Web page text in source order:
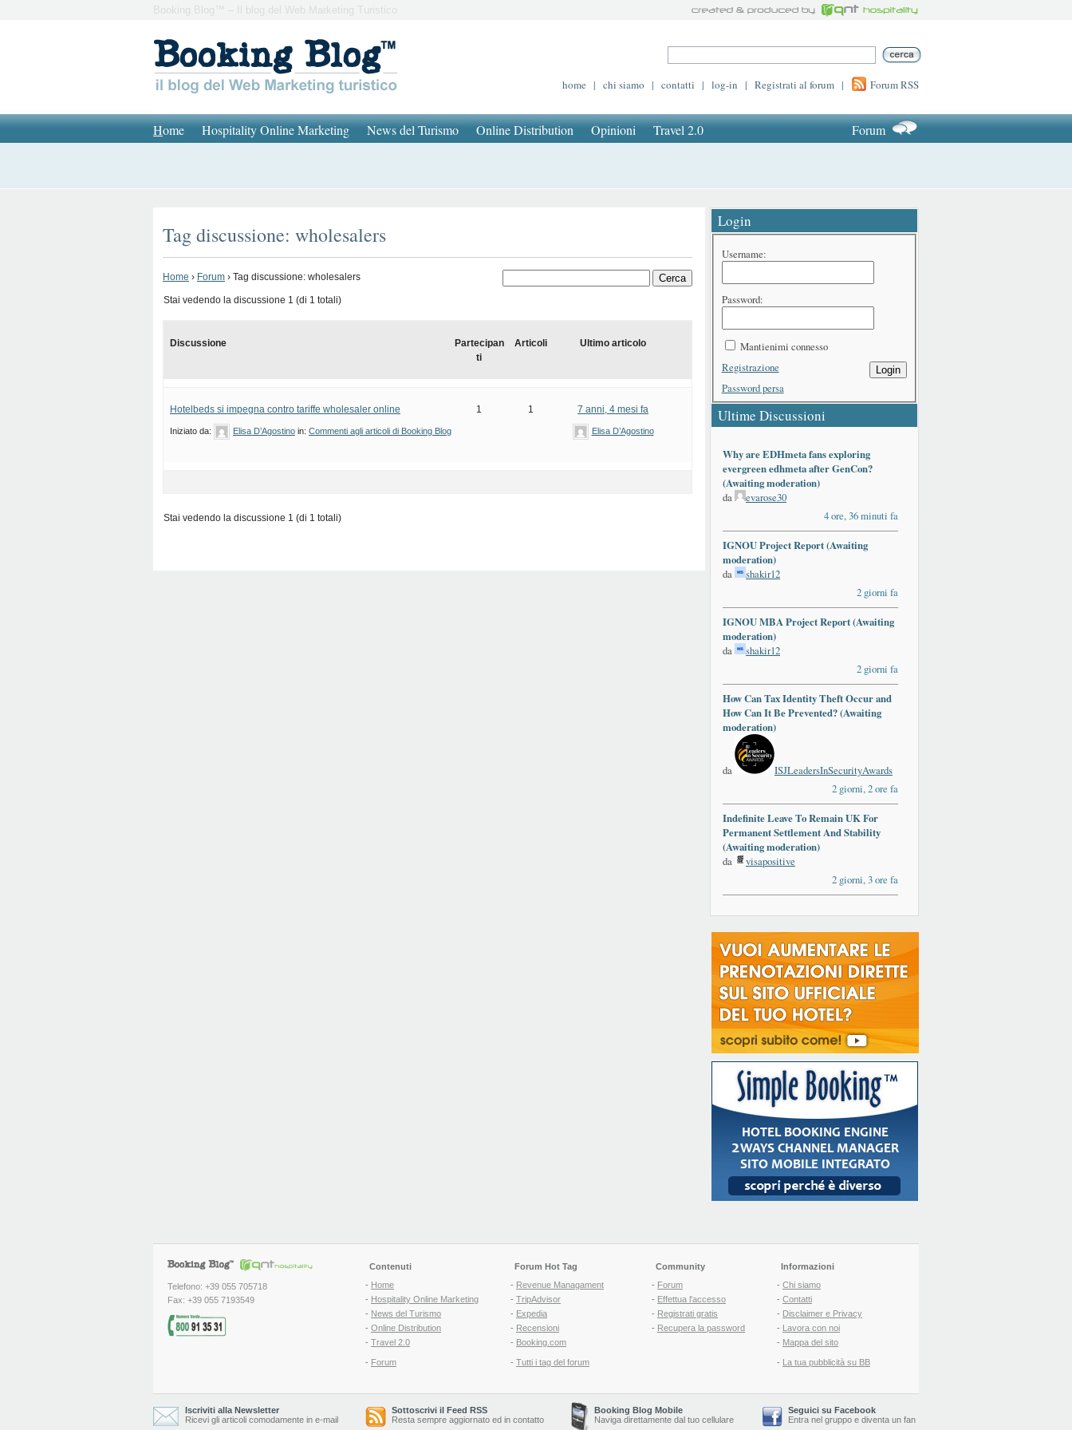
Booking Blog™ – Il blog del Web Marketing Turistico
home | chi siamo | contatti | log-in | Registrati al forum | Forum RSS
Home Hospitality Online Marketing News del Turismo Online Distribution Opinioni Travel 2.0 Forum
Tag discussione: wholesalers
Home › Forum › Tag discussione: wholesalers
Stai vedendo la discussione 1 (di 1 totali)
Discussione
Partecipan
ti
Articoli Ultimo articolo
Hotelbeds si impegna contro tariffe wholesaler online
Iniziato da: Elisa D’Agostino in: Commenti agli articoli di Booking Blog
1 1 7 anni, 4 mesi fa
Elisa D’Agostino
Stai vedendo la discussione 1 (di 1 totali)
Login
Username:
Password:
Mantienimi connesso
Login
Registrazione
Password persa
Ultime Discussioni
Why are EDHmeta fans exploring
evergreen edhmeta after GenCon?
(Awaiting moderation)
da
evarose30
4 ore, 36 minuti fa
IGNOU Project Report (Awaiting
moderation)
da
shakir12
2 giorni fa
IGNOU MBA Project Report (Awaiting
moderation)
da
shakir12
2 giorni fa
How Can Tax Identity Theft Occur and
How Can It Be Prevented? (Awaiting
moderation)
da
ISJLeadersInSecurityAwards
2 giorni, 2 ore fa
Indefinite Leave To Remain UK For
Permanent Settlement And Stability
(Awaiting moderation)
da
visapositive
2 giorni, 3 ore fa
Telefono: +39 055 705718
Fax: +39 055 7193549
Contenuti
- Home
- Hospitality Online Marketing
- News del Turismo
- Online Distribution
- Travel 2.0
- Forum
Forum Hot Tag
- Revenue Managament
- TripAdvisor
- Expedia
- Recensioni
- Booking.com
- Tutti i tag del forum
Community
- Forum
- Effettua l'accesso
- Registrati gratis
- Recupera la password
Informazioni
- Chi siamo
- Contatti
- Disclaimer e Privacy
- Lavora con noi
- Mappa del sito
- La tua pubblicità su BB
Iscriviti alla Newsletter
Ricevi gli articoli comodamente in e-mail
Sottoscrivi il Feed RSS
Resta sempre aggiornato ed in contatto
Booking Blog Mobile
Naviga direttamente dal tuo cellulare
Seguici su Facebook
Entra nel gruppo e diventa un fan